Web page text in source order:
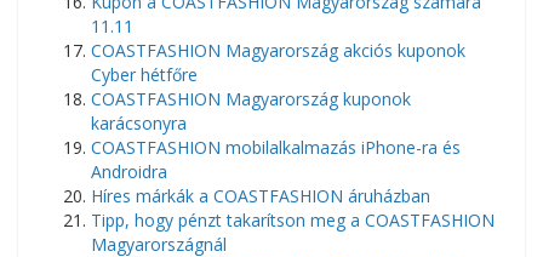
11.11
COASTFASHION Magyarország akciós kuponok
Cyber ​​​​hétfőre
COASTFASHION Magyarország kuponok
karácsonyra
COASTFASHION mobilalkalmazás iPhone-ra és
Androidra
Híres márkák a COASTFASHION áruházban
Tipp, hogy pénzt takarítson meg a COASTFASHION
Magyarországnál